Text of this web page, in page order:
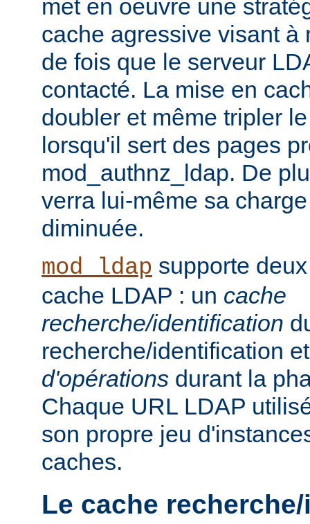
met en oeuvre une
cache agressive visant à
de fois que le serveur
contacté. La mise en
doubler et même tripler
lorsqu'il sert des pages
mod_authnz_ldap. De
verra lui-même sa
diminuée.
mod_ldap supporte
cache LDAP : un cache
recherche/identification
recherche/identification
d'opérations durant la
Chaque URL LDAP
son propre jeu
caches.
Le cache